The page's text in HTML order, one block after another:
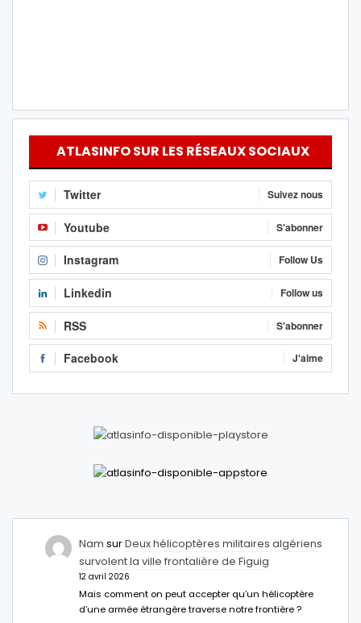
ATLASINFO SUR LES RÉSEAUX SOCIAUX
Twitter Suivez nous
Youtube S'abonner
Instagram Follow Us
Linkedin Follow us
RSS S'abonner
Facebook J'aime
Nam surDeux hélicoptères militaires algériens
survolent la ville frontalière de Figuig
12 avril 2026
Mais comment on peut accepter qu’un hélicoptère
d’une armée étrangère traverse notre frontière ?